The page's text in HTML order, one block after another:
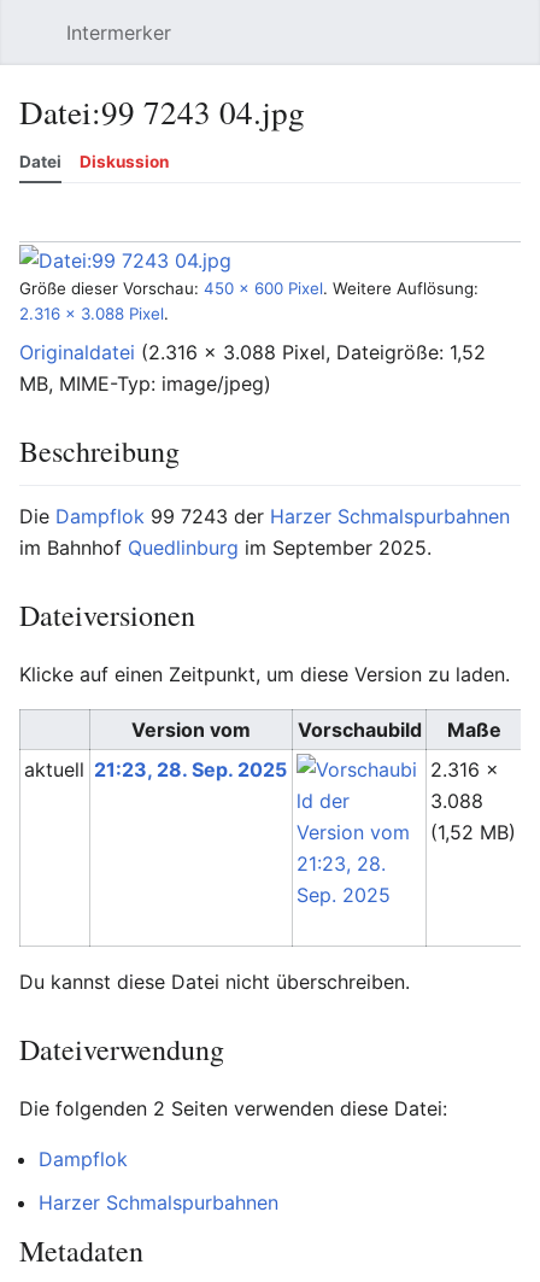
Intermerker
Datei:99 7243 04.jpg
Datei Diskussion
Größe dieser Vorschau: 450 × 600 Pixel. Weitere Auflösung:
2.316 × 3.088 Pixel.
Originaldatei (2.316 × 3.088 Pixel, Dateigröße: 1,52
MB, MIME-Typ: image/jpeg)
Beschreibung
Die Dampflok 99 7243 der Harzer Schmalspurbahnen
im Bahnhof Quedlinburg im September 2025.
Dateiversionen
Klicke auf einen Zeitpunkt, um diese Version zu laden.
Version vom Vorschaubild
Maße
aktuell 21:23, 28. Sep. 2025
2.316 ×
3.088
(1,52 MB)
Du kannst diese Datei nicht überschreiben.
Dateiverwendung
Die folgenden 2 Seiten verwenden diese Datei:
Dampflok
Harzer Schmalspurbahnen
Metadaten